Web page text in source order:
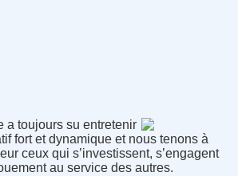
a toujours su entretenir
fort et dynamique et nous tenons à
ceux qui s’investissent, s’engagent
au service des autres.